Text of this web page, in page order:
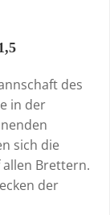
des
in der
sich die
allen Brettern.
der